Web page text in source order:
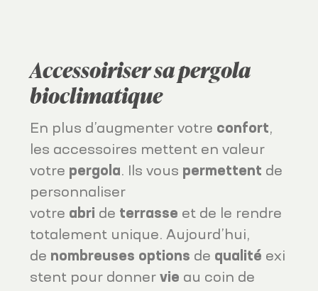
Accessoiriser sa pergola
bioclimatique
En plus d’augmenter votre confort,
les accessoires mettent en valeur
votre pergola. Ils vous permettent de
personnaliser
votre abri de terrasse et de le rendre
totalement unique. Aujourd’hui,
de nombreuses options de qualité exi
stent pour donnervie au coin de